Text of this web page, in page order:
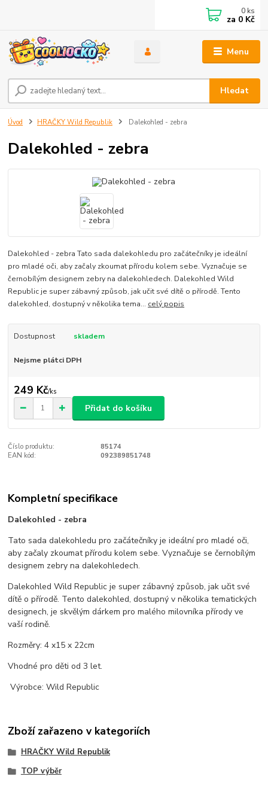
Menu
Hledat
0 ks
za 0 Kč
Úvod HRAČKY Wild Republik Dalekohled - zebra
Dalekohled - zebra
Dalekohled - zebra Tato sada dalekohledu pro začátečníky je ideální
pro mladé oči, aby začaly zkoumat přírodu kolem sebe. Vyznačuje se
černobílým designem zebry na dalekohledech. Dalekohled Wild
Republic je super zábavný způsob, jak učit své dítě o přírodě. Tento
dalekohled, dostupný v několika tema... celý popis
Dostupnost skladem
Nejsme plátci DPH
249 Kč/ks
Přidat do košíku
Číslo produktu:
85174
EAN kód:
092389851748
Kompletní specifikace
Dalekohled - zebra
Tato sada dalekohledu pro začátečníky je ideální pro mladé oči,
aby začaly zkoumat přírodu kolem sebe. Vyznačuje se černobílým
designem zebry na dalekohledech.
Dalekohled Wild Republic je super zábavný způsob, jak učit své
dítě o přírodě. Tento dalekohled, dostupný v několika tematických
designech, je skvělým dárkem pro malého milovníka přírody ve
vaší rodině.
Rozměry: 4 x15 x 22cm
Vhodné pro děti od 3 let.
Výrobce: Wild Republic
Zboží zařazeno v kategoriích
HRAČKY Wild Republik
TOP výběr